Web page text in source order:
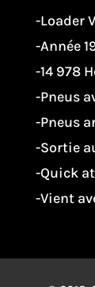
-Loader
-Année
-14 978
-Pneus
-Pneus
-Sortie
-Quick
-Vient